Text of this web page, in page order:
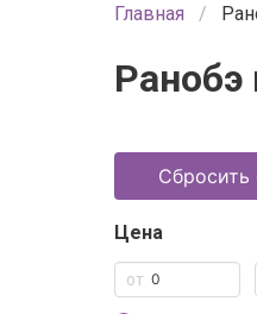
Главная
Ранобэ
Сбросить
Цена